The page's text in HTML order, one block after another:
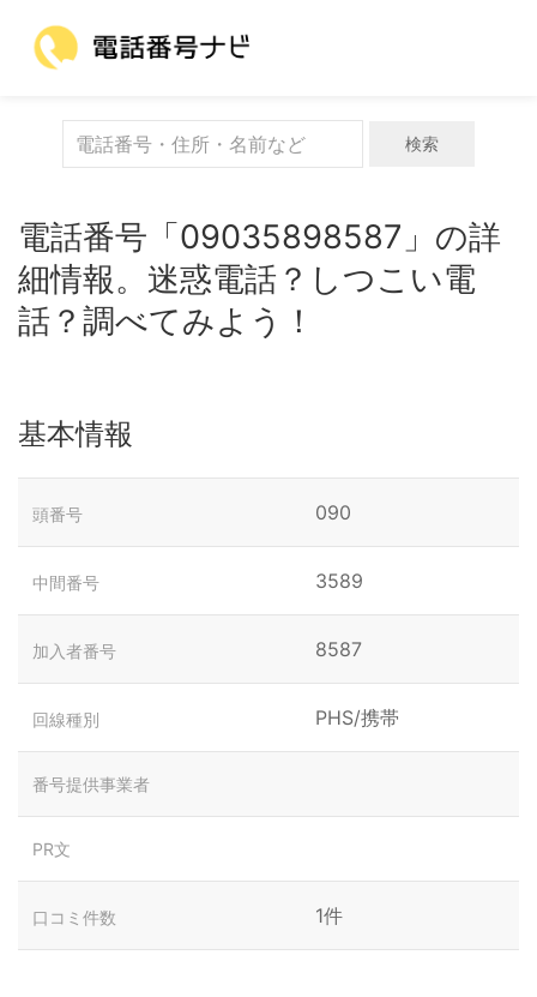
検索
電話番号「09035898587」の詳
細情報。迷惑電話？しつこい電
話？調べてみよう！
基本情報
頭番号 090
中間番号 3589
加入者番号 8587
回線種別 PHS/携帯
番号提供事業者
PR文
口コミ件数 1件